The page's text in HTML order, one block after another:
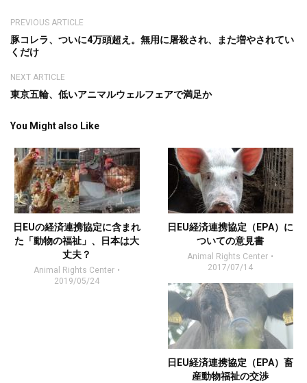
PREVIOUS ARTICLE
豚コレラ、ついに4万頭超え。無用に屠殺され、また増やされてい
くだけ
NEXT ARTICLE
東京五輪、低いアニマルウェルフェアで満足か
You Might also Like
日EUの経済連携協定に含まれ
た「動物の福祉」、日本は大
丈夫？
Animal Rights Center
2019/05/24
日EU経済連携協定（EPA）に
ついての意見書
Animal Rights Center
2017/07/14
日EU経済連携協定（EPA）畜
産動物福祉の交渉